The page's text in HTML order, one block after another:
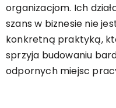
organizacjom. Ich
szans w biznesie nie
konkretną praktyką,
sprzyja budowaniu
odpornych miejsc